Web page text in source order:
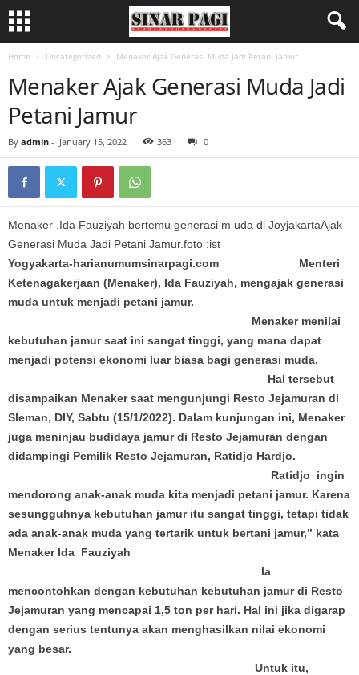
Home Uncategorized Menaker Ajak Generasi Muda Jadi Petani Jamur
Menaker Ajak Generasi Muda Jadi
Petani Jamur
By admin - January 15, 2022 363 0
Menaker ,Ida Fauziyah bertemu generasi m uda di JoyjakartaAjak
Generasi Muda Jadi Petani Jamur.foto :ist
Yogyakarta-harianumumsinarpagi.com Menteri
Ketenagakerjaan (Menaker), Ida Fauziyah, mengajak generasi
muda untuk menjadi petani jamur.
Menaker menilai
kebutuhan jamur saat ini sangat tinggi, yang mana dapat
menjadi potensi ekonomi luar biasa bagi generasi muda.
Hal tersebut
disampaikan Menaker saat mengunjungi Resto Jejamuran di
Sleman, DIY, Sabtu (15/1/2022). Dalam kunjungan ini, Menaker
juga meninjau budidaya jamur di Resto Jejamuran dengan
didampingi Pemilik Resto Jejamuran, Ratidjo Hardjo.
Ratidjo ingin
mendorong anak-anak muda kita menjadi petani jamur. Karena
sesungguhnya kebutuhan jamur itu sangat tinggi, tetapi tidak
ada anak-anak muda yang tertarik untuk bertani jamur,” kata
Menaker Ida Fauziyah
Ia
mencontohkan dengan kebutuhan kebutuhan jamur di Resto
Jejamuran yang mencapai 1,5 ton per hari. Hal ini jika digarap
dengan serius tentunya akan menghasilkan nilai ekonomi
yang besar.
Untuk itu,